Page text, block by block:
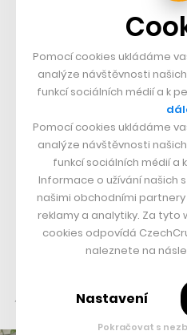
rodiče. Během jarní vlny
používat bezplatně, se
startup představil možnost
učebnicemi fyziky nejen
„Hodně rodičů nám za
učebnice rádi pořídili domů
model pro školy nám to ale
spustili prodej jednotlivých
tam najdou navíc například
pomáhá se v látce lépe
Pomocí cookies ukládáme
analýze návštěvnosti
funkcí sociálních médií a k
Pomocí cookies ukládáme
analýze návštěvnosti
funkcí sociálních médií a
Informace o užívání našich
našimi obchodními
reklamy a analytiky. Za tyto
cookies odpovídá
naleznete na
Nastavení
Pokračovat s